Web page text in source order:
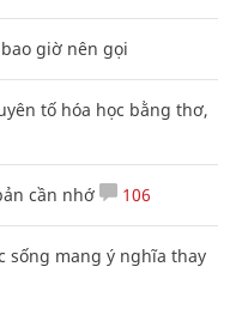
giờ nên gọi
tố hóa học bằng thơ,
cần nhớ 106
sống mang ý nghĩa thay